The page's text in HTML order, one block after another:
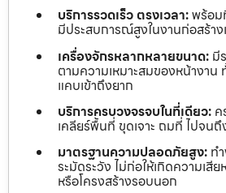
บริการรวดเร็ว ตรงเวลา:พร้อ
มีประสบการณ์สูงในงานก่อสร้า
เครื่องจักรหลากหลายขนาด: มี
ตามความเหมาะสมของหน้างา
แคบเข้าถึงยาก
บริการครบวงจรจบในที่เดียว:
เคลียร์พื้นที่ ขุดเจาะ ถมที่ ไปจน
มาตรฐานความปลอดภัยสูง: ท
ระมัดระวัง ไม่ก่อให้เกิดความเสี
หรือโครงสร้างรอบนอก